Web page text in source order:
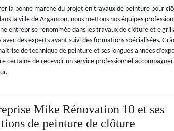
la bonne marche du projet en travaux de peinture pour
la ville de Argancon, nous mettons nos équipes
entreprise renommée dans les travaux de clôture et e
des experts ayant suivi des formations spécialisées.
de technique de peinture et ses longues années
certaine de recevoir un service professionnel
Mike Rénovation 10 et ses
de peinture de clôture